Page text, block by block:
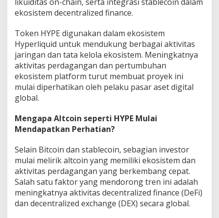
likuiditas on-chain, serta integrasi stablecoin dalam
ekosistem decentralized finance.
Token HYPE digunakan dalam ekosistem
Hyperliquid untuk mendukung berbagai aktivitas
jaringan dan tata kelola ekosistem. Meningkatnya
aktivitas perdagangan dan pertumbuhan
ekosistem platform turut membuat proyek ini
mulai diperhatikan oleh pelaku pasar aset digital
global.
Mengapa Altcoin seperti HYPE Mulai
Mendapatkan Perhatian?
Selain Bitcoin dan stablecoin, sebagian investor
mulai melirik altcoin yang memiliki ekosistem dan
aktivitas perdagangan yang berkembang cepat.
Salah satu faktor yang mendorong tren ini adalah
meningkatnya aktivitas decentralized finance (DeFi)
dan decentralized exchange (DEX) secara global.